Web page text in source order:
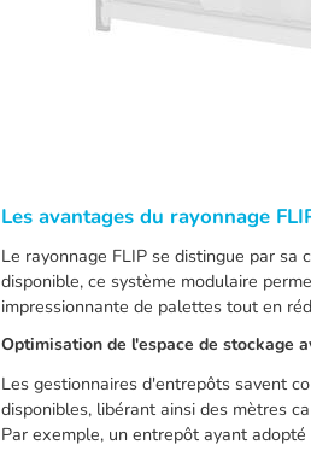
Les avantages du rayonnage
Le rayonnage FLIP se distingue par sa
disponible, ce système modulaire
impressionnante de palettes tout en
Optimisation de l'espace de stockage
Les gestionnaires d'entrepôts savent
disponibles, libérant ainsi des mètres
Par exemple, un entrepôt ayant